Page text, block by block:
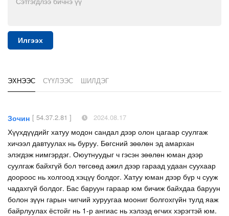
Илгээх
ЭХНЭЭС СҮҮЛЭЭС ШИЛДЭГ
Зочин [ 54.37.2.81 ] 2024.08.17
Хүүхдүүдийг хатуу модон сандал дээр олон цагаар суулгаж
хичээл давтуулах нь буруу. Бөгсний зөөлөн эд амархан
элэгдэж нимгэрдэг. Оюутнуудыг ч гэсэн зөөлөн юман дээр
суулгаж байхгүй бол төгсөөд ажил дээр гараад удаан суухаар
доороос нь холгоод хэцүү болдог. Хатуу юман дээр бүр ч сууж
чадахгүй болдог. Бас баруун гараар юм бичиж байхдаа баруун
болон зүүн гарын чигчий хуруугаа моониг болгохгүйн тулд яаж
байрлуулах ёстойг нь 1-р ангиас нь хэлээд өгчих хэрэгтэй юм.